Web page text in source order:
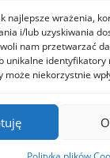
najlepsze wrażenia,
i/lub uzyskiwania
nam przetwarzać
unikalne
może niekorzystnie